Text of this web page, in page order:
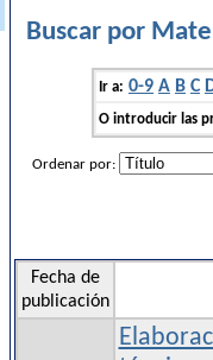
Buscar por
Ir a: 0-9 A B C
O introducir las
Ordenar por:
Fecha de
publicación